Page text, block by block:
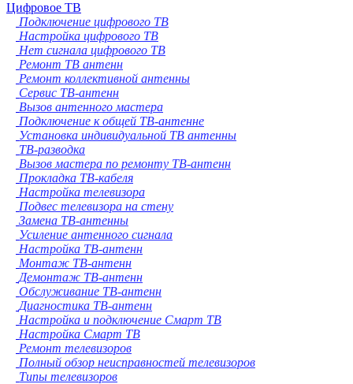
Цифровое ТВ
Подключение цифрового ТВ
Настройка цифрового ТВ
Нет сигнала цифрового ТВ
Ремонт ТВ антенн
Ремонт коллективной антенны
Сервис ТВ-антенн
Вызов антенного мастера
Подключение к общей ТВ-антенне
Установка индивидуальной ТВ антенны
ТВ-разводка
Вызов мастера по ремонту ТВ-антенн
Прокладка ТВ-кабеля
Настройка телевизора
Подвес телевизора на стену
Замена ТВ-антенны
Усиление антенного сигнала
Настройка ТВ-антенн
Монтаж ТВ-антенн
Демонтаж ТВ-антенн
Обслуживание ТВ-антенн
Диагностика ТВ-антенн
Настройка и подключение Смарт ТВ
Настройка Смарт ТВ
Ремонт телевизоров
Полный обзор неисправностей телевизоров
Типы телевизоров